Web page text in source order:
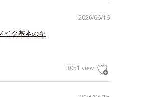
2026/06/16
イク基本のキ
3051 view